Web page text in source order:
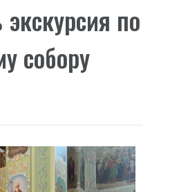
по
собору